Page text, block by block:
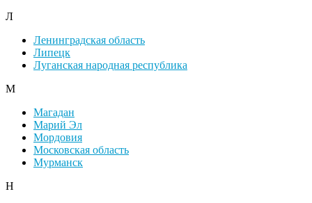
Л
Ленинградская область
Липецк
Луганская народная республика
М
Магадан
Марий Эл
Мордовия
Московская область
Мурманск
Н